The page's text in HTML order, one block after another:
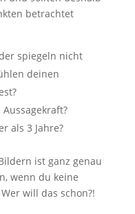
betrachtet
spiegeln nicht
deinen
als 3 Jahre?
ist ganz genau
wenn du keine
will das schon?!